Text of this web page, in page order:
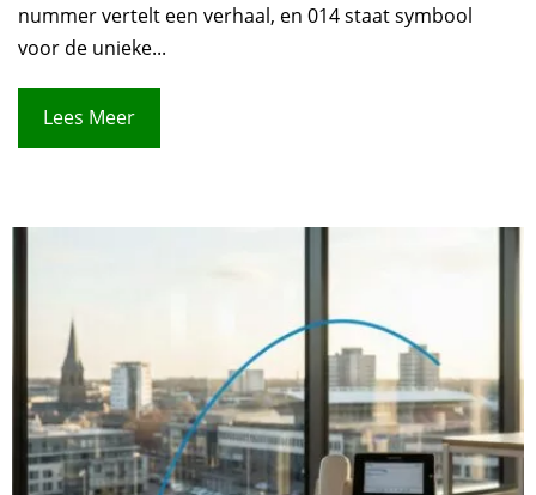
nummer vertelt een verhaal, en 014 staat symbool
voor de unieke...
Lees Meer